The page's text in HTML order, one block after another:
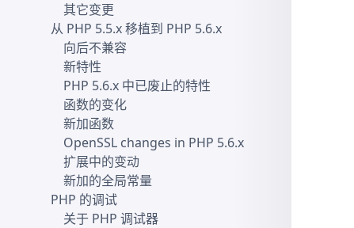
其它变更
从 PHP 5.5.x 移植到 PHP 5.6.x
向后不兼容
新特性
PHP 5.6.x 中已废止的特性
函数的变化
新加函数
OpenSSL changes in PHP 5.6.x
扩展中的变动
新加的全局常量
PHP 的调试
关于 PHP 调试器